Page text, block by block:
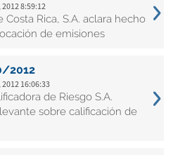
8:59:12
Costa Rica, S.A. aclara hecho
de emisiones
2012
16:06:33
de Riesgo S.A.
sobre calificación de